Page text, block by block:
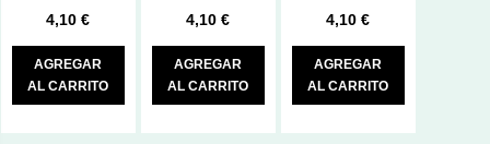
4,10 €
AGREGAR
AL CARRITO
4,10 €
AGREGAR
AL CARRITO
4,10 €
AGREGAR
AL CARRITO